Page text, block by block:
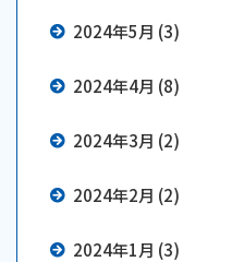
2024年5月 (3)
2024年4月 (8)
2024年3月 (2)
2024年2月 (2)
2024年1月 (3)